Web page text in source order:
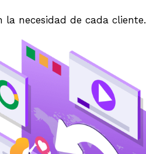
necesidad de cada cliente.